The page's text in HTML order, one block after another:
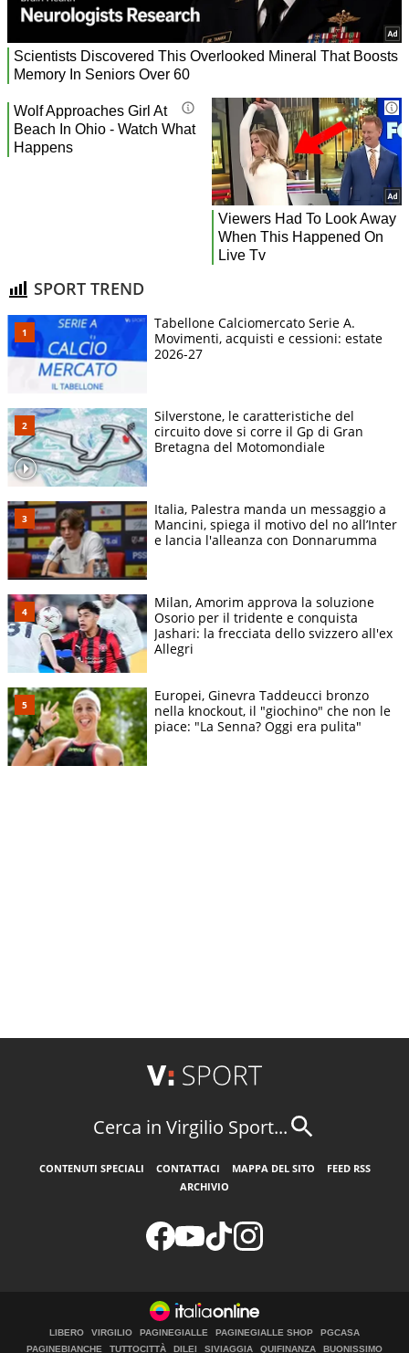
SPORT TREND
Tabellone Calciomercato Serie A.
Movimenti, acquisti e cessioni: estate
2026-27
Silverstone, le caratteristiche del
circuito dove si corre il Gp di Gran
Bretagna del Motomondiale
Italia, Palestra manda un messaggio a
Mancini, spiega il motivo del no all’Inter
e lancia l'alleanza con Donnarumma
Milan, Amorim approva la soluzione
Osorio per il tridente e conquista
Jashari: la frecciata dello svizzero all'ex
Allegri
Europei, Ginevra Taddeucci bronzo
nella knockout, il "giochino" che non le
piace: "La Senna? Oggi era pulita"
Cerca in Virgilio Sport...
CONTENUTI SPECIALI CONTATTACI MAPPA DEL SITO
FEED RSS
ARCHIVIO
LIBERO VIRGILIO PAGINEGIALLE PAGINEGIALLE SHOP
PGCASA
PAGINEBIANCHE
TUTTOCITTÀ DILEI SIVIAGGIA QUIFINANZA BUONISSIMO